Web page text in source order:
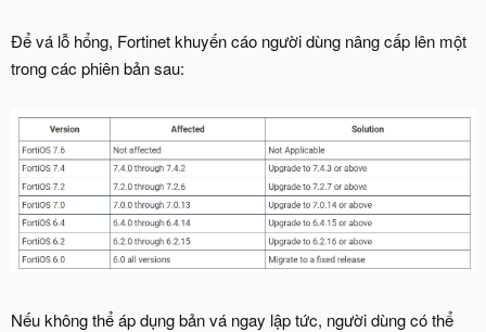
Để vá lỗ hổng, Fortinet khuyến cáo người dùng nâng cấp lên một
trong các phiên bản sau:
Nếu không thể áp dụng bản vá ngay lập tức, người dùng có thể